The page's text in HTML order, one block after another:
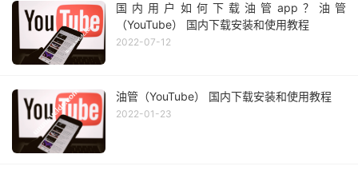
国内用户如何下载油管app？油管
（YouTube） 国内下载安装和使用教程
2022-07-12
油管（YouTube） 国内下载安装和使用教程
2022-01-23